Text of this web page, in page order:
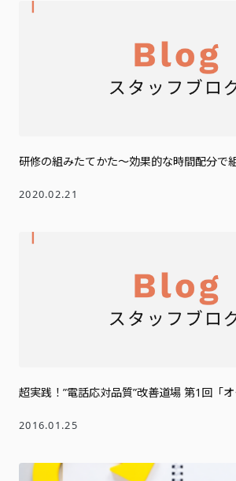
研修の組みたてかた～効果的な時間配分で
2020.02.21
超実践！”電話応対品質”改善道場 第1回「オ
2016.01.25